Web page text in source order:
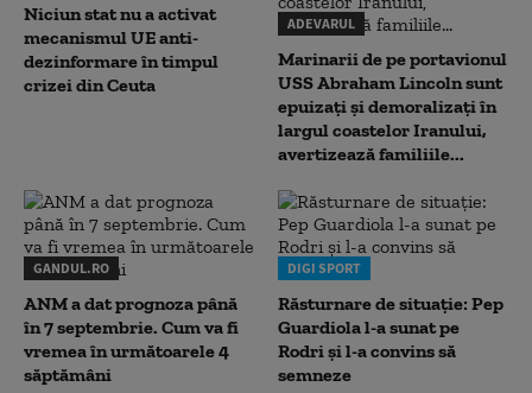
Niciun stat nu a activat
mecanismul UE anti-
dezinformare în timpul
crizei din Ceuta
ADEVARUL
Marinarii de pe portavionul
USS Abraham Lincoln sunt
epuizați și demoralizați în
largul coastelor Iranului,
avertizează familiile...
GANDUL.RO
ANM a dat prognoza până
în 7 septembrie. Cum va fi
vremea în următoarele 4
săptămâni
DIGI SPORT
Răsturnare de situație: Pep
Guardiola l-a sunat pe
Rodri și l-a convins să
semneze